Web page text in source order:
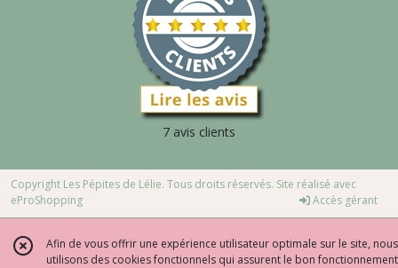
7 avis clients
Copyright Les Pépites de Lélie. Tous droits réservés. Site réalisé avec
eProShopping
Accès gérant
Afin de vous offrir une expérience utilisateur optimale sur le site, nous
utilisons des cookies fonctionnels qui assurent le bon fonctionnement